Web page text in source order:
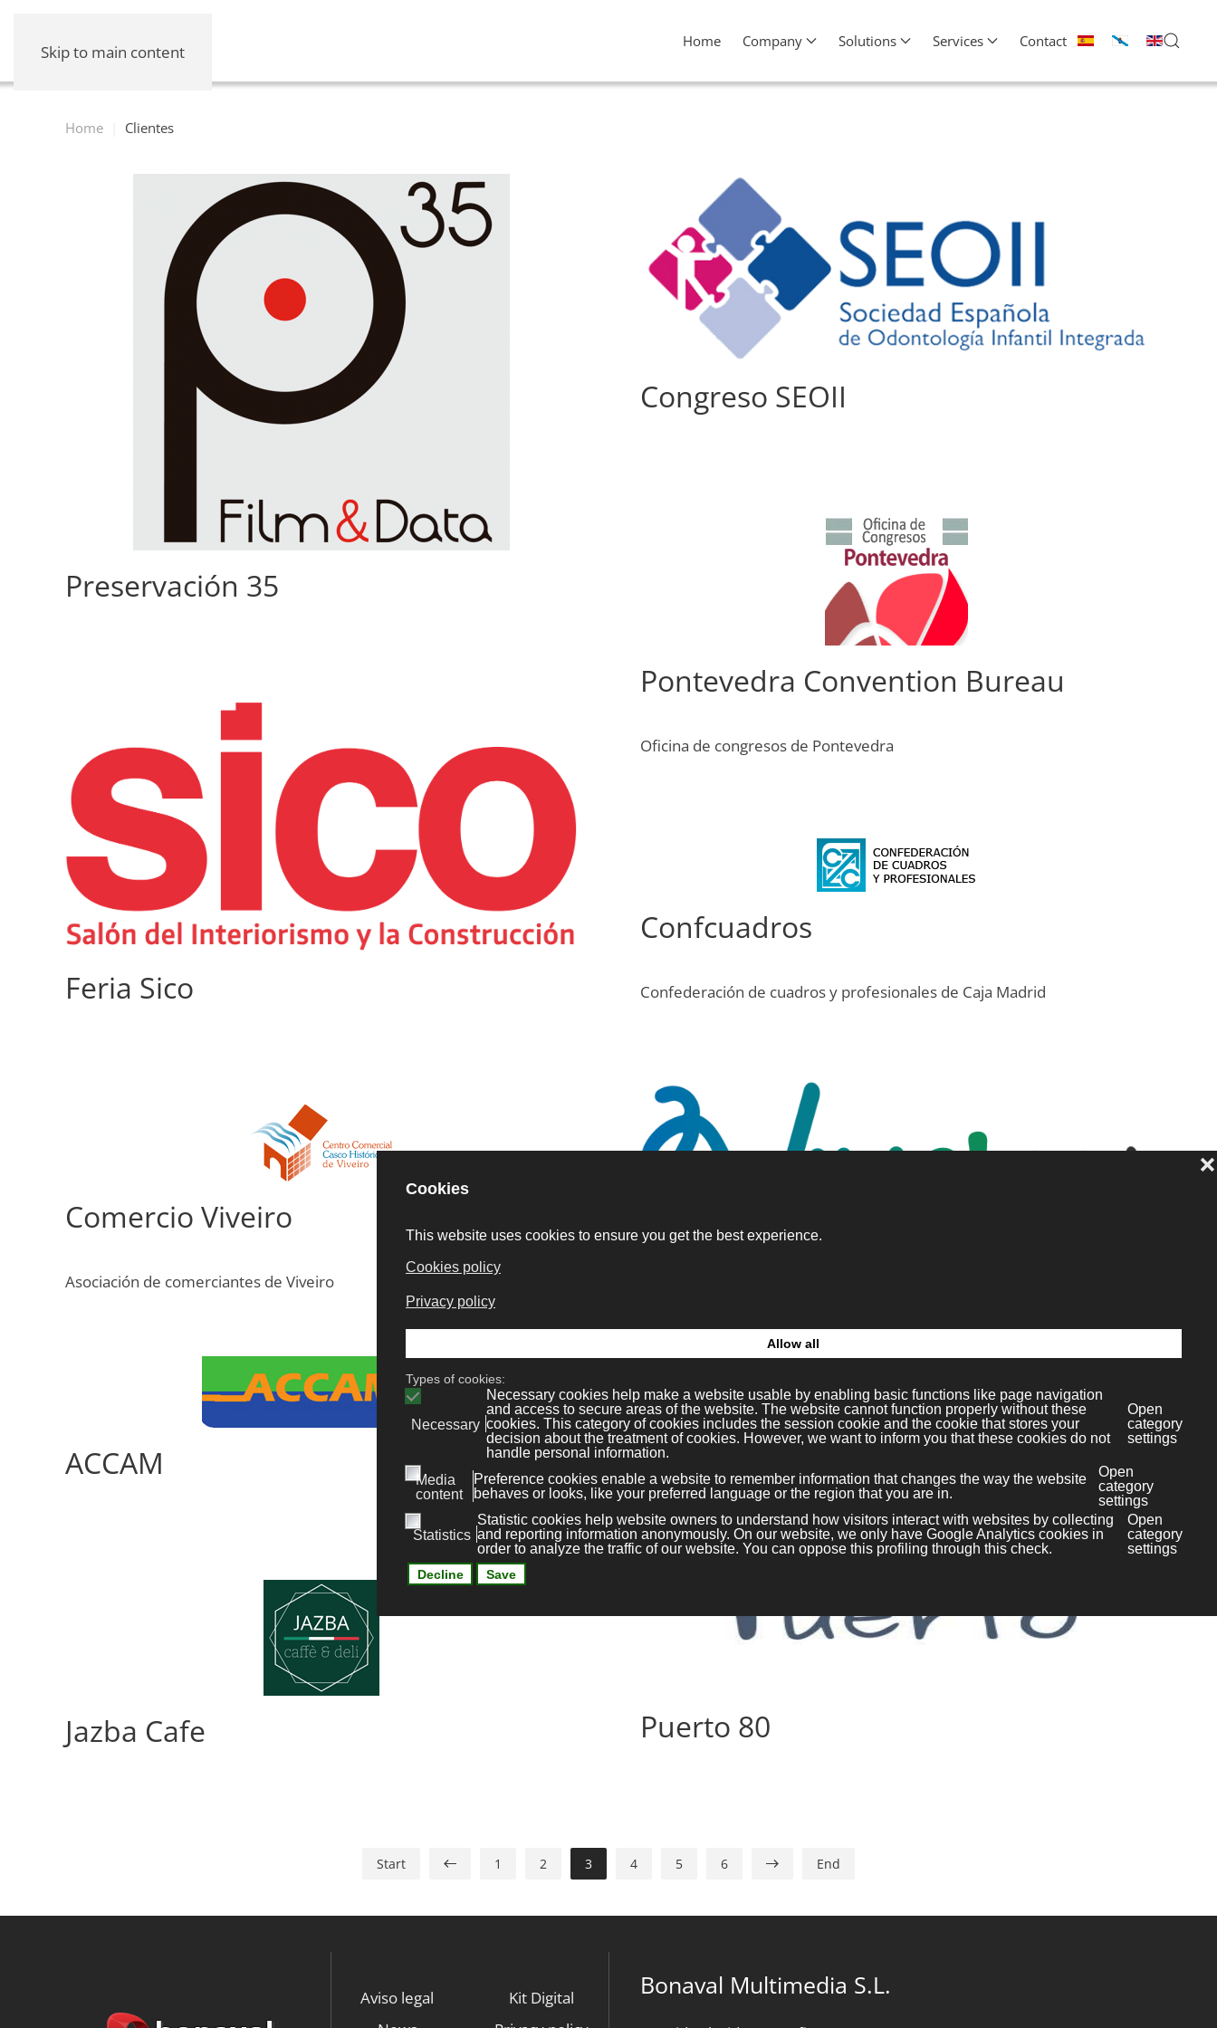
Skip to main content
Home Company Solutions Services Contact
Home Clientes
Preservación 35
Congreso SEOII
Pontevedra Convention Bureau
Oficina de congresos de Pontevedra
Feria Sico
Confcuadros
Confederación de cuadros y profesionales de Caja Madrid
Concello de Viveiro
Comercio Viveiro
Asociación de comerciantes de Viveiro
ACCAM
Puerto 80
Jazba Cafe
Start 1 2 3 4 5 6 End
Bonaval Multimedia S.L.
Aviso legal
Kit Digital